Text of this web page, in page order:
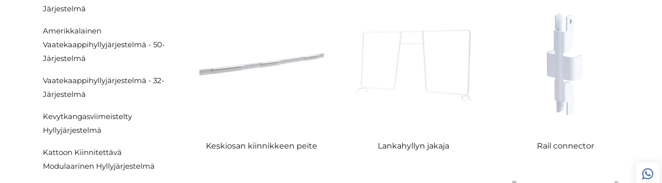
Järjestelmä
Amerikkalainen
Vaatekaappihyllyjärjestelmä - 50-
Järjestelmä
Vaatekaappihyllyjärjestelmä - 32-
Järjestelmä
Kevytkangasviimeistelty
Hyllyjärjestelmä
Kattoon Kiinnitettävä
Modulaarinen Hyllyjärjestelmä
Keskiosan kiinnikkeen peite Lankahyllyn jakaja Rail connector